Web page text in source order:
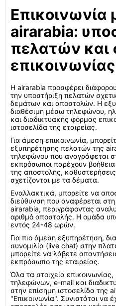
Επικοινωνία
airarabia:
πελατών και
επικοινωνίας
Η airarabia προσφέρει
την υποστήριξη πελατών
δεμάτων και αποστολών. Η
διαθέσιμη μέσω τηλεφώνου,
και διαδικτυακής φόρμας
ιστοσελίδα της εταιρείας.
Για άμεση επικοινωνία,
εξυπηρέτησης πελατών της
τηλεφώνου που αναγράφεται
εκπρόσωποι παρέχουν
της αποστολής,
σχετίζονται με τα δέματα.
Εναλλακτικά, μπορείτε να
διεύθυνση που αναφέρεται
airarabia, περιγράφοντας
αριθμό αποστολής. Η ομάδα
εντός 24-48 ωρών.
Για πιο άμεση εξυπηρέτηση,
συνομιλία (live chat) στην
μπορείτε να λάβετε
εκπρόσωπο της εταιρείας.
Όλα τα στοιχεία
τηλεφώνων, e-mail και
στην επίσημη ιστοσελίδα της
"Επικοινωνία". Συνιστάται να